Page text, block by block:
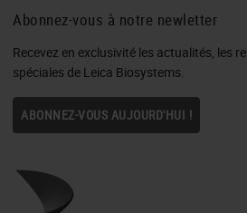
Abonnez-vous à notre newletter
Recevez en exclusivité les actualités, les
spéciales de Leica Biosystems.
ABONNEZ-VOUS AUJOURD'HUI !